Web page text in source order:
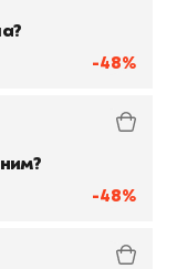
-48%
-48%